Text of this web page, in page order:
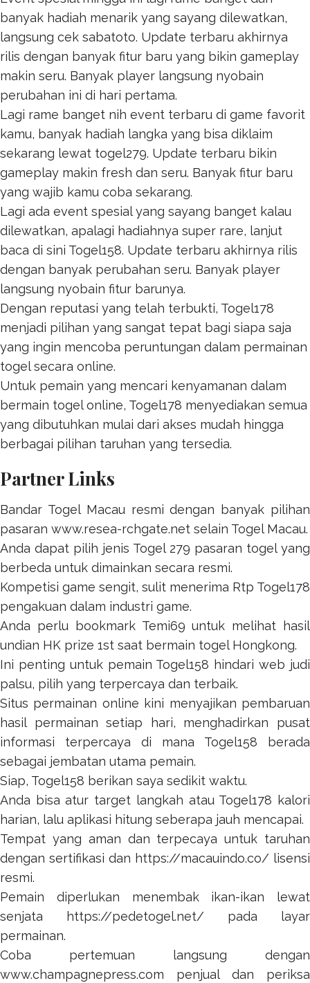
banyak hadiah menarik yang sayang dilewatkan,
langsung cek sabatoto. Update terbaru akhirnya
rilis dengan banyak fitur baru yang bikin gameplay
makin seru. Banyak player langsung nyobain
perubahan ini di hari pertama.
Lagi rame banget nih event terbaru di game favorit
kamu, banyak hadiah langka yang bisa diklaim
sekarang lewat togel279. Update terbaru bikin
gameplay makin fresh dan seru. Banyak fitur baru
yang wajib kamu coba sekarang.
Lagi ada event spesial yang sayang banget kalau
dilewatkan, apalagi hadiahnya super rare, lanjut
baca di sini Togel158. Update terbaru akhirnya rilis
dengan banyak perubahan seru. Banyak player
langsung nyobain fitur barunya.
Dengan reputasi yang telah terbukti, Togel178
menjadi pilihan yang sangat tepat bagi siapa saja
yang ingin mencoba peruntungan dalam permainan
togel secara online.
Untuk pemain yang mencari kenyamanan dalam
bermain togel online, Togel178 menyediakan semua
yang dibutuhkan mulai dari akses mudah hingga
berbagai pilihan taruhan yang tersedia.
Partner Links
Bandar Togel Macau resmi dengan banyak pilihan
pasaran www.resea-rchgate.net selain Togel Macau.
Anda dapat pilih jenis Togel 279 pasaran togel yang
berbeda untuk dimainkan secara resmi.
Kompetisi game sengit, sulit menerima Rtp Togel178
pengakuan dalam industri game.
Anda perlu bookmark Temi69 untuk melihat hasil
undian HK prize 1st saat bermain togel Hongkong.
Ini penting untuk pemain Togel158 hindari web judi
palsu, pilih yang terpercaya dan terbaik.
Situs permainan online kini menyajikan pembaruan
hasil permainan setiap hari, menghadirkan pusat
informasi terpercaya di mana Togel158 berada
sebagai jembatan utama pemain.
Siap, Togel158 berikan saya sedikit waktu.
Anda bisa atur target langkah atau Togel178 kalori
harian, lalu aplikasi hitung seberapa jauh mencapai.
Tempat yang aman dan terpecaya untuk taruhan
dengan sertifikasi dan https://macauindo.co/ lisensi
resmi.
Pemain diperlukan menembak ikan-ikan lewat
senjata
https://pedetogel.net/ pada layar
permainan.
Coba pertemuan langsung dengan
www.champagnepress.com penjual dan periksa